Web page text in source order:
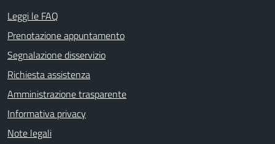
Leggi le FAQ
Prenotazione appuntamento
Segnalazione disservizio
Richiesta assistenza
Amministrazione trasparente
Informativa privacy
Note legali